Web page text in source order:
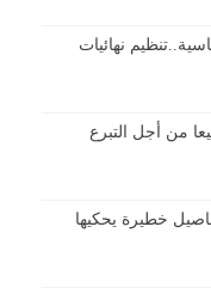
نهائيات
من أجل التبرع
خطيرة يحكيها